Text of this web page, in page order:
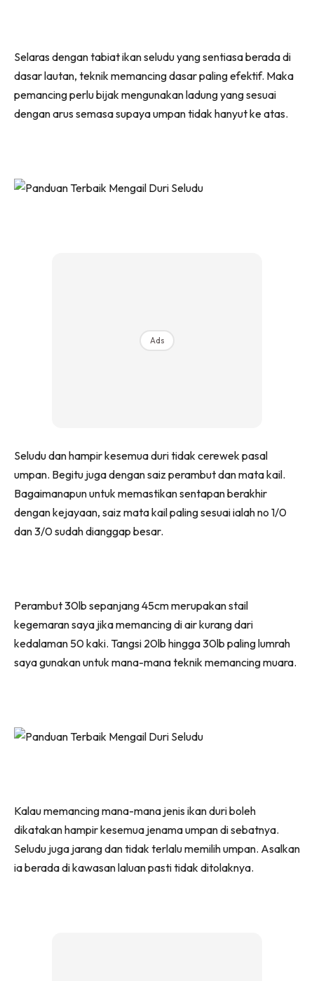
Selaras dengan tabiat ikan seludu yang sentiasa berada di
dasar lautan, teknik memancing dasar paling efektif. Maka
pemancing perlu bijak mengunakan ladung yang sesuai
dengan arus semasa supaya umpan tidak hanyut ke atas.
Ads
Seludu dan hampir kesemua duri tidak cerewek pasal
umpan. Begitu juga dengan saiz perambut dan mata kail.
Bagaimanapun untuk memastikan sentapan berakhir
dengan kejayaan, saiz mata kail paling sesuai ialah no 1/0
dan 3/0 sudah dianggap besar.
Perambut 30lb sepanjang 45cm merupakan stail
kegemaran saya jika memancing di air kurang dari
kedalaman 50 kaki. Tangsi 20lb hingga 30lb paling lumrah
saya gunakan untuk mana-mana teknik memancing muara.
Kalau memancing mana-mana jenis ikan duri boleh
dikatakan hampir kesemua jenama umpan di sebatnya.
Seludu juga jarang dan tidak terlalu memilih umpan. Asalkan
ia berada di kawasan laluan pasti tidak ditolaknya.